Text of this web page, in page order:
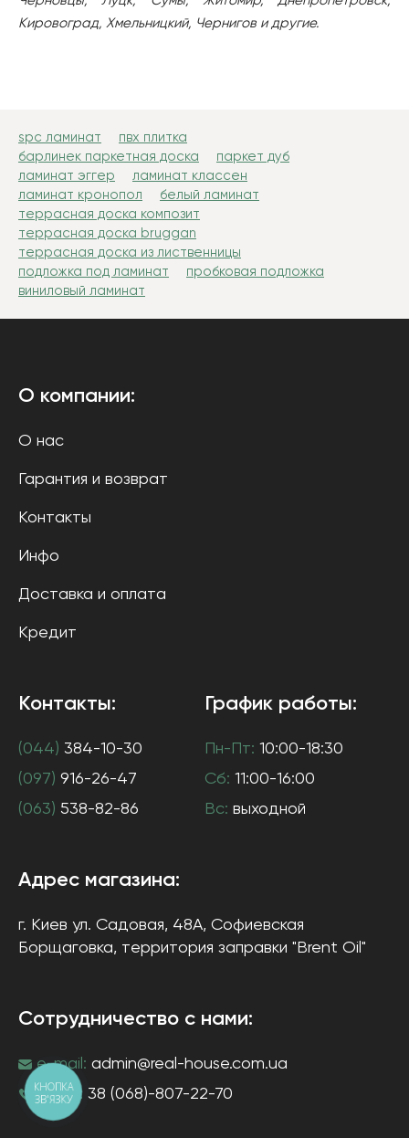
Кировоград, Хмельницкий, Чернигов и другие.
spc ламинат
пвх плитка
барлинек паркетная доска
паркет дуб
ламинат эггер
ламинат классен
ламинат кронопол
белый ламинат
террасная доска композит
террасная доска bruggan
террасная доска из лиственницы
подложка под ламинат
пробковая подложка
виниловый ламинат
О компании:
О нас
Гарантия и возврат
Контакты
Инфо
Доставка и оплата
Кредит
Контакты:
(044) 384-10-30
(097) 916-26-47
(063) 538-82-86
График работы:
Пн-Пт: 10:00-18:30
Сб: 11:00-16:00
Вс: выходной
Адрес магазина:
г. Киев ул. Садовая, 48А, Софиевская
Борщаговка, территория заправки "Brent Oil"
Сотрудничество с нами:
e-mail: admin@real-house.com.ua
тел-н: 38 (068)-807-22-70
КНОПКА
ЗВ'ЯЗКУ